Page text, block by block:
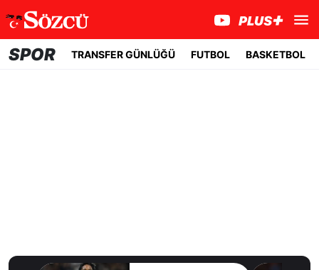
SPOR TRANSFER GÜNLÜĞÜ FUTBOL BASKETBOL